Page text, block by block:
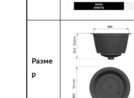
Разме
р